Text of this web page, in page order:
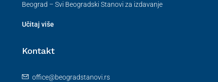
Beograd – Svi Beogradski Stanovi za izdavanje
Učitaj više
Kontakt
office@beogradstanovi.rs